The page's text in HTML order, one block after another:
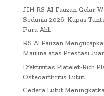
JIH RS Al-Fauzan Gelar
Sedunia 2026: Kupas
Para Ahli
RS Al Fauzan
Maulina atas Prestasi
Efektivitas Platelet-Rich
Osteoarthritis Lutut
Cedera Lutut